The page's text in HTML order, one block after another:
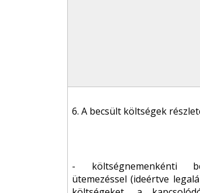
6. A becsült költségek
- költségnemenkénti
ütemezéssel (ideértve